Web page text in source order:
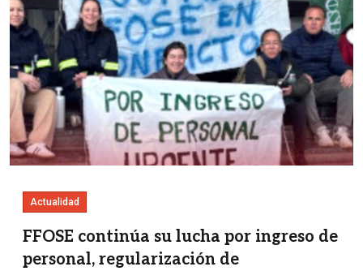
Actualidad
FFOSE continúa su lucha por ingreso de
personal, regularización de